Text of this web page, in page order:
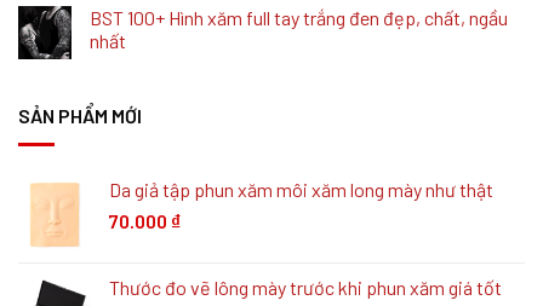
BST 100+ Hình xăm full tay trắng đen đẹp, chất, ngầu
nhất
SẢN PHẨM MỚI
Da giả tập phun xăm môi xăm long mày như thật
70.000 ₫
Thước đo vẽ lông mày trước khi phun xăm giá tốt